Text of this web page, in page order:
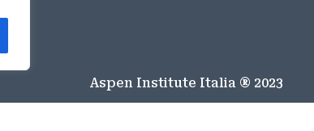
Aspen Institute Italia ® 2023